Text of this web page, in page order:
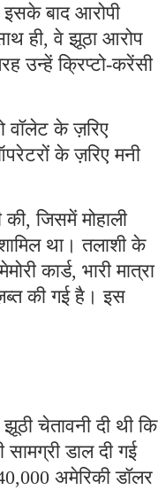
इसके बाद आरोपी
ही, वे झूठा आरोप
उन्हें क्रिप्टो-करेंसी
वॉलेट के ज़रिए
के ज़रिए मनी
जिसमें मोहाली
था। तलाशी के
कार्ड, भारी मात्रा
की गई है। इस
चेतावनी दी थी कि
डाल दी गई
अमेरिकी डॉलर